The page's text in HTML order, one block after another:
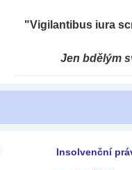
"Vigilantibus iura
Jen bdělým
Insolvenční